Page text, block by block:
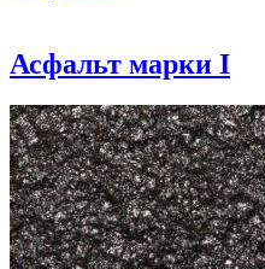
Асфальт марки I